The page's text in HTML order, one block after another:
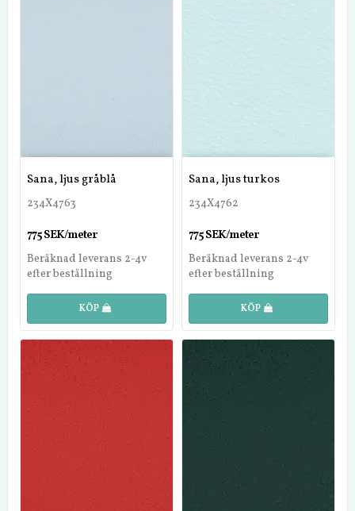
Sana, ljus gråblå
234X4763
775 SEK/meter
Beräknad leverans 2-4v
efter beställning
KÖP
Sana, ljus turkos
234X4762
775 SEK/meter
Beräknad leverans 2-4v
efter beställning
KÖP